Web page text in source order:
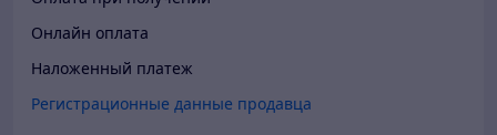
Онлайн оплата
Наложенный платеж
Регистрационные данные продавца